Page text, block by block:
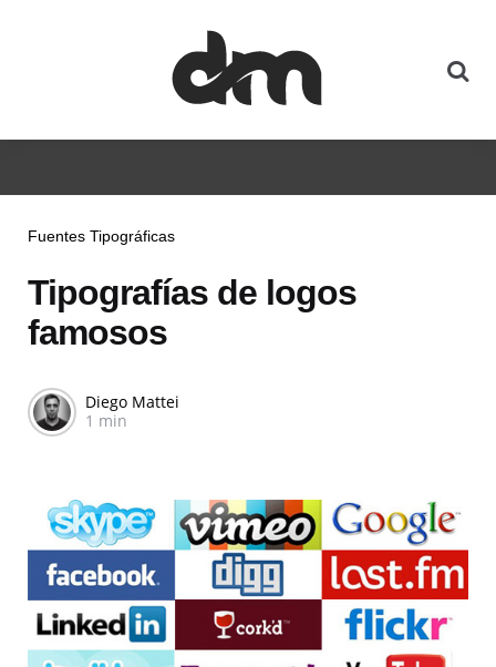
Fuentes Tipográficas
Tipografías de logos
famosos
Diego Mattei
1 min